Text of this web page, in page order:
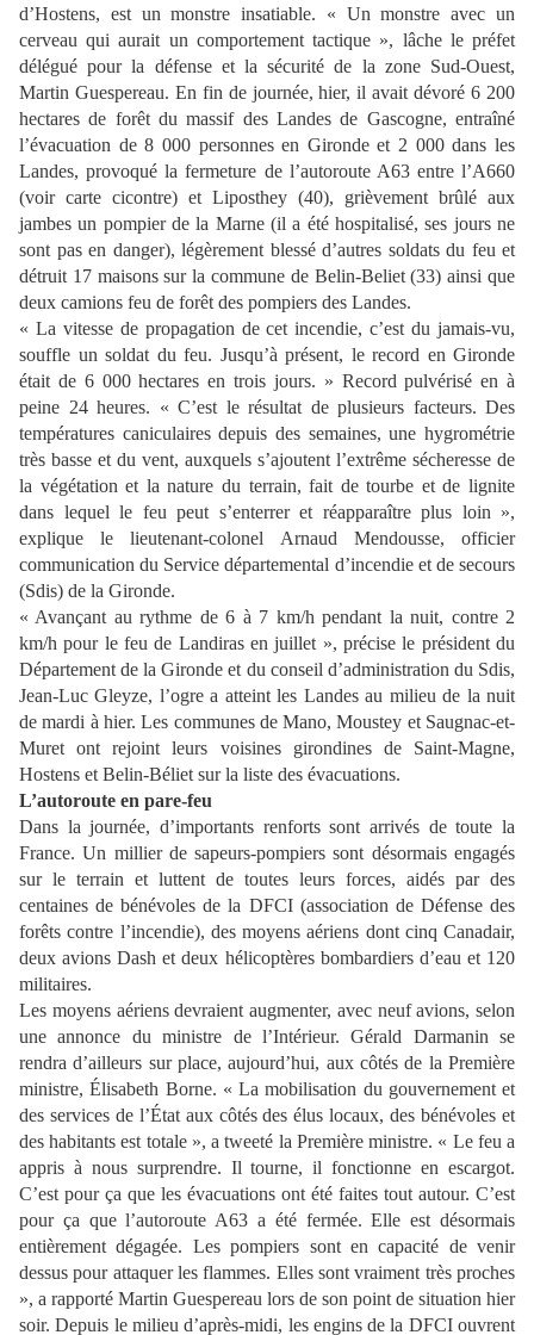
d’Hostens, est un monstre insatiable. « Un monstre avec un
cerveau qui aurait un comportement tactique », lâche le préfet
délégué pour la défense et la sécurité de la zone Sud-Ouest,
Martin Guespereau. En fin de journée, hier, il avait dévoré 6 200
hectares de forêt du massif des Landes de Gascogne, entraîné
l’évacuation de 8 000 personnes en Gironde et 2 000 dans les
Landes, provoqué la fermeture de l’autoroute A63 entre l’A660
(voir carte cicontre) et Liposthey (40), grièvement brûlé aux
jambes un pompier de la Marne (il a été hospitalisé, ses jours ne
sont pas en danger), légèrement blessé d’autres soldats du feu et
détruit 17 maisons sur la commune de Belin-Beliet (33) ainsi que
deux camions feu de forêt des pompiers des Landes.
« La vitesse de propagation de cet incendie, c’est du jamais-vu,
souffle un soldat du feu. Jusqu’à présent, le record en Gironde
était de 6 000 hectares en trois jours. » Record pulvérisé en à
peine 24 heures. « C’est le résultat de plusieurs facteurs. Des
températures caniculaires depuis des semaines, une hygrométrie
très basse et du vent, auxquels s’ajoutent l’extrême sécheresse de
la végétation et la nature du terrain, fait de tourbe et de lignite
dans lequel le feu peut s’enterrer et réapparaître plus loin »,
explique le lieutenant-colonel Arnaud Mendousse, officier
communication du Service départemental d’incendie et de secours
(Sdis) de la Gironde.
« Avançant au rythme de 6 à 7 km/h pendant la nuit, contre 2
km/h pour le feu de Landiras en juillet », précise le président du
Département de la Gironde et du conseil d’administration du Sdis,
Jean-Luc Gleyze, l’ogre a atteint les Landes au milieu de la nuit
de mardi à hier. Les communes de Mano, Moustey et Saugnac-et-
Muret ont rejoint leurs voisines girondines de Saint-Magne,
Hostens et Belin-Béliet sur la liste des évacuations.
L’autoroute en pare-feu
Dans la journée, d’importants renforts sont arrivés de toute la
France. Un millier de sapeurs-pompiers sont désormais engagés
sur le terrain et luttent de toutes leurs forces, aidés par des
centaines de bénévoles de la DFCI (association de Défense des
forêts contre l’incendie), des moyens aériens dont cinq Canadair,
deux avions Dash et deux hélicoptères bombardiers d’eau et 120
militaires.
Les moyens aériens devraient augmenter, avec neuf avions, selon
une annonce du ministre de l’Intérieur. Gérald Darmanin se
rendra d’ailleurs sur place, aujourd’hui, aux côtés de la Première
ministre, Élisabeth Borne. « La mobilisation du gouvernement et
des services de l’État aux côtés des élus locaux, des bénévoles et
des habitants est totale », a tweeté la Première ministre. « Le feu a
appris à nous surprendre. Il tourne, il fonctionne en escargot.
C’est pour ça que les évacuations ont été faites tout autour. C’est
pour ça que l’autoroute A63 a été fermée. Elle est désormais
entièrement dégagée. Les pompiers sont en capacité de venir
dessus pour attaquer les flammes. Elles sont vraiment très proches
», a rapporté Martin Guespereau lors de son point de situation hier
soir. Depuis le milieu d’après-midi, les engins de la DFCI ouvrent